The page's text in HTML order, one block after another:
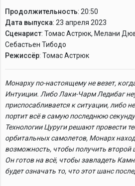
Продолжительность: 20:50
Дата выпуска: 23 апреля 2023
Сценарист: Томас Астрюк, Мелани
Себастьен Тибодо
Режиссёр: Томас Астрюк
Монарху по-настоящему не везет,
Интуиции. Либо Лаки-Чарм Ледибаг
приспосабливается к ситуации, либо
портит всё в самую последнюю
Технологии Цуруги решают провести
орбитальных самолетов, Монарх
возможность, чтобы получить второй
Он готов на всё, чтобы завладеть
будет означать то, что этот шанс